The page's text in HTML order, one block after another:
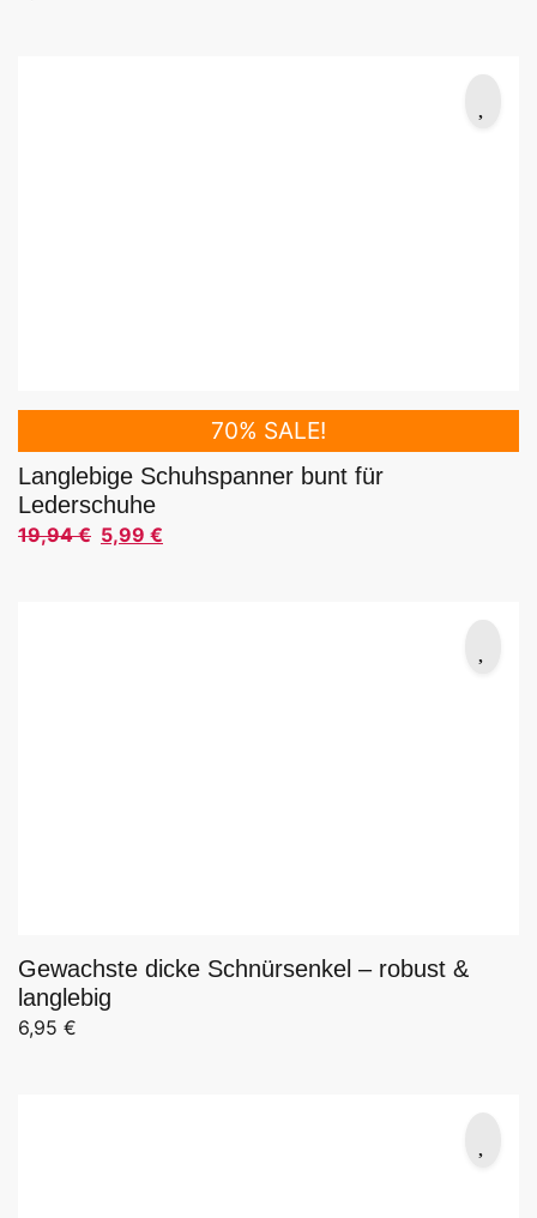
70% SALE!
Langlebige Schuhspanner bunt für
Lederschuhe
19,94€
Ursprünglicher Preis war: 19,94 €
5,99 €
Aktueller Preis ist: 5,99 €.
Gewachste dicke Schnürsenkel – robust &
langlebig
6,95 €